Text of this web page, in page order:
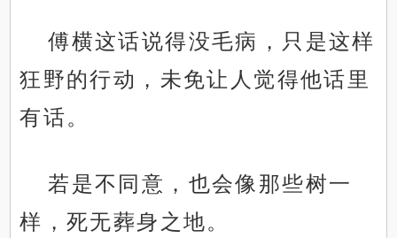
傅横这话说得没毛病，只是这样
狂野的行动，未免让人觉得他话里
有话。
若是不同意，也会像那些树一
样，死无葬身之地。